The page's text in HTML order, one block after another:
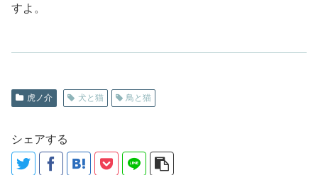
すよ。
虎ノ介 犬と猫 鳥と猫
シェアする